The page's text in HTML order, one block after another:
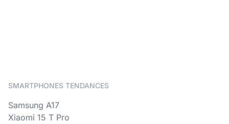
SMARTPHONES TENDANCES
Samsung A17
Xiaomi 15 T Pro